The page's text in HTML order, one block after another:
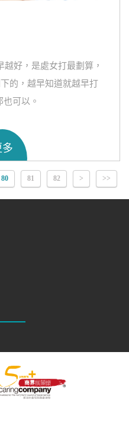
好，是處女打最劃算，
的，越早知道就越早打
可以。
多
80 81 82 > >>